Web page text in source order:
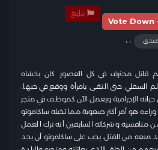
Vote Down
تبليغ
قاتل محترف في كل العصور. كان يخشاه
السفلي حتى التقى بامرأة ووقع في حبها.
حياته الإجرامية ويعمل الآن كموظف في متجر
هو أمر أكثر صعوبة مما تخيله ساكاموتو
منافسيه وشركائه السابقين أنه ترك العمل
منعه من القتل، يجب على ساكاموتو أن يجد